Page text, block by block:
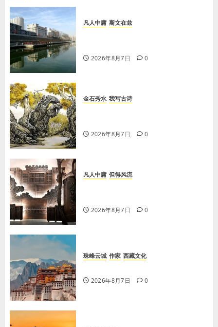
凡人中庸 斯文在兹
2026年8月7日 0
金石秀水 我写古诗
2026年8月7日 0
凡人中庸 但得风流
2026年8月7日 0
珠峰云城 作家 西藏文化
2026年8月7日 0